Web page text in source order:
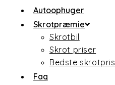
Autoophuger
Skrotpræmie
Skrotbil
Skrot priser
Bedste skrotpris
Faq